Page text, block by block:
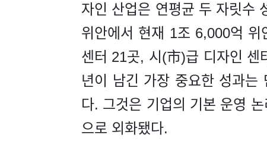
자인 산업은 연평균 두 자릿수
위안에서 현재 1조 6,000억 위
센터 21곳, 시(市)급 디자인 센
년이 남긴 가장 중요한 성과는
다. 그것은 기업의 기본 운영
으로 외화됐다.